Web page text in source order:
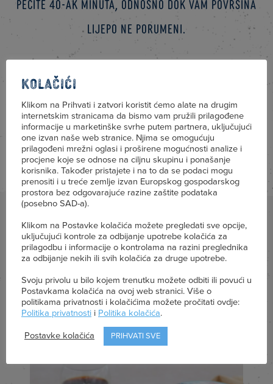
Pecite 40-ak minuta, odnosno dok vam površina
lijepo ne porumeni.
Svježe s kraljičinog
stola
Kolačići
Klikom na Prihvati i zatvori koristit ćemo alate na drugim
internetskim stranicama da bismo vam pružili prilagođene
informacije u marketinške svrhe putem partnera, uključujući
one izvan naše web stranice. Njima se omogućuju
prilagođeni mrežni oglasi i proširene mogućnosti analize i
procjene koje se odnose na ciljnu skupinu i ponašanje
korisnika. Također pristajete i na to da se podaci mogu
prenositi i u treće zemlje izvan Europskog gospodarskog
prostora bez odgovarajuće razine zaštite podataka
(posebno SAD-a).
Klikom na Postavke kolačića možete pregledati sve opcije,
uključujući kontrole za odbijanje upotrebe kolačića za
prilagodbu i informacije o kontrolama na razini preglednika
za odbijanje nekih ili svih kolačića za druge upotrebe.
Svoju privolu u bilo kojem trenutku možete odbiti ili povući u
Postavkama kolačića na ovoj web stranici. Više o
politikama privatnosti i kolačićima možete pročitati ovdje:
Politika privatnosti i Politika kolačića.
Postavke kolačića PRIHVATI SVE